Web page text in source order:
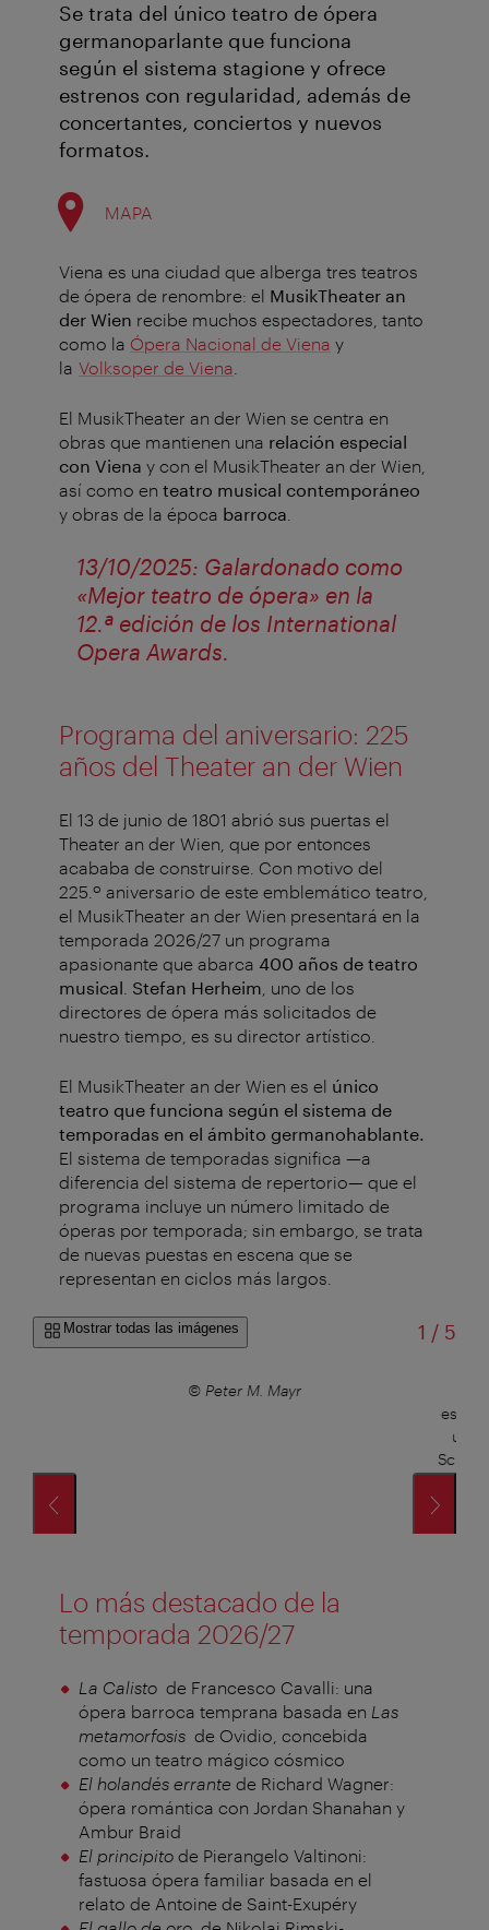
Se trata del único teatro de ópera
germanoparlante que funciona
según el sistema stagione y ofrece
estrenos con regularidad, además de
concertantes, conciertos y nuevos
formatos.
MAPA
Viena es una ciudad que alberga tres teatros
de ópera de renombre: el MusikTheater an
der Wien recibe muchos espectadores, tanto
como la Ópera Nacional de Viena y
la Volksoper de Viena
El MusikTheater an der Wien se centra en
obras que mantienen una relación especial
con Viena y con el MusikTheater an der Wien,
así como en teatro musical contemporáneo
y obras de la época barroca
13/10/2025: Galardonado como
«Mejor teatro de ópera» en la
12.ª edición de los International
Opera Awards.
Programa del aniversario: 225
años del Theater an der Wien
El 13 de junio de 1801 abrió sus puertas el
Theater an der Wien, que por entonces
acababa de construirse. Con motivo del
225.º aniversario de este emblemático teatro,
el MusikTheater an der Wien presentará en la
temporada 2026/27 un programa
apasionante que abarca 400 años de teatro
musical Stefan Herheim , uno de los
directores de ópera más solicitados de
nuestro tiempo, es su director artístico.
El MusikTheater an der Wien es el único
teatro que funciona según el sistema de
temporadas en el ámbito germanohablante.
El sistema de temporadas significa —a
diferencia del sistema de repertorio— que el
programa incluye un número limitado de
óperas por temporada; sin embargo, se trata
de nuevas puestas en escena que se
representan en ciclos más largos.
Mostrar todas las imágenes 1 /de
5
© Peter M. Mayr
estilo
una
Lo más destacado de la
temporada 2026/27
La Calisto de Francesco Cavalli: una
ópera barroca temprana basada en Las
metamorfosis de Ovidio, concebida
como un teatro mágico cósmico
El holandés errante de Richard Wagner:
ópera romántica con Jordan Shanahan y
Ambur Braid
El principitode Pierangelo Valtinoni:
fastuosa ópera familiar basada en el
relato de Antoine de Saint-Exupéry